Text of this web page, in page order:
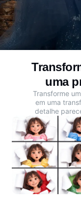
realidade com
foto em vários
em
uma
Transforme
em uma
detalhe